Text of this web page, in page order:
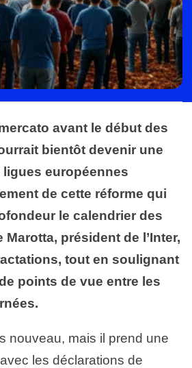
avant le début des
bientôt devenir une
européennes
de cette réforme qui
le calendrier des
président de l’Inter,
tout en soulignant
points de vue entre les
nouveau, mais il prend une
les déclarations de